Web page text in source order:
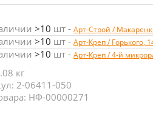
>10 шт - Арт-Строй /
>10 шт - Арт-Креп / Горького,
>10 шт - Арт-Креп / 4-й
кг
2-06411-050
НФ-00000271